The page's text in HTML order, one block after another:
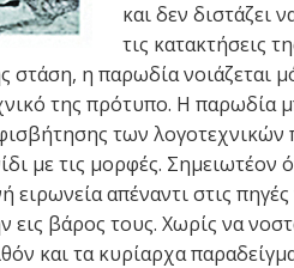
και δεν διστάζει
τις κατακτήσεις
στάση, η παρωδία νοιάζεται
της πρότυπο. Η παρωδία
των λογοτεχνικών
με τις μορφές. Σημειωτέον
απέναντι στις πηγές
εις βάρος τους. Χωρίς να
και τα κυρίαρχα